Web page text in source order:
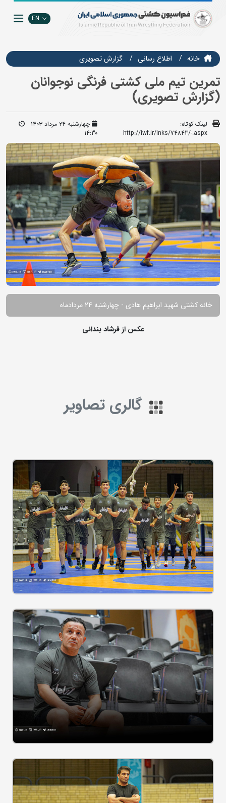
EN
خانه اطلاع رسانی گزارش تصويري
تمرین تیم ملی کشتی فرنگی نوجوانان
(گزارش تصویری)
لینک کوتاه:
http://iwf.ir/lnks/74843/-.aspx
چهارشنبه ۲۴ مرداد ۱۴۰۳
14:30
خانه کشتی شهید ابراهیم هادی - چهارشنبه 24 مردادماه
عکس از فرشاد بندانی
گالری تصاویر